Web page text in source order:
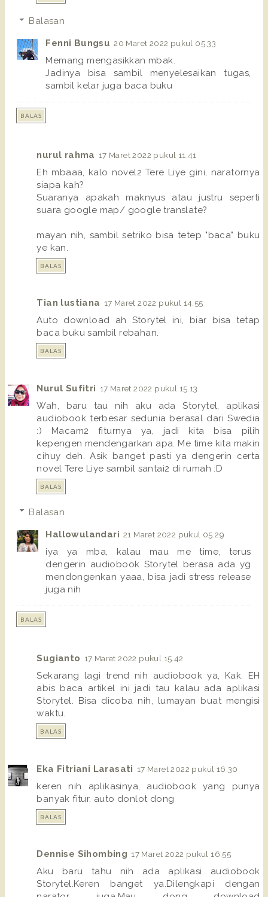
Balasan
Fenni Bungsu 20 Maret 2022 pukul 05.33
Memang mengasikkan mbak.
Jadinya bisa sambil menyelesaikan tugas,
sambil kelar juga baca buku
BALAS
nurul rahma 17 Maret 2022 pukul 11.41
Eh mbaaa, kalo novel2 Tere Liye gini, naratornya
siapa kah?
Suaranya apakah maknyus atau justru seperti
suara google map/ google translate?
mayan nih, sambil setriko bisa tetep "baca" buku
ye kan.
BALAS
Tian lustiana 17 Maret 2022 pukul 14.55
Auto download ah Storytel ini, biar bisa tetap
baca buku sambil rebahan.
BALAS
Nurul Sufitri 17 Maret 2022 pukul 15.13
Wah, baru tau nih aku ada Storytel, aplikasi
audiobook terbesar sedunia berasal dari Swedia
:) Macam2 fiturnya ya, jadi kita bisa pilih
kepengen mendengarkan apa. Me time kita makin
cihuy deh. Asik banget pasti ya dengerin certa
novel Tere Liye sambil santai2 di rumah :D
BALAS
Balasan
Hallowulandari 21 Maret 2022 pukul 05.29
iya ya mba, kalau mau me time, terus
dengerin audiobook Storytel berasa ada yg
mendongenkan yaaa, bisa jadi stress release
juga nih
BALAS
Sugianto 17 Maret 2022 pukul 15.42
Sekarang lagi trend nih audiobook ya, Kak. EH
abis baca artikel ini jadi tau kalau ada aplikasi
Storytel. Bisa dicoba nih, lumayan buat mengisi
waktu.
BALAS
Eka Fitriani Larasati 17 Maret 2022 pukul 16.30
keren nih aplikasinya, audiobook yang punya
banyak fitur. auto donlot dong
BALAS
Dennise Sihombing 17 Maret 2022 pukul 16.55
Aku baru tahu nih ada aplikasi audiobook
Storytel.Keren banget ya.Dilengkapi dengan